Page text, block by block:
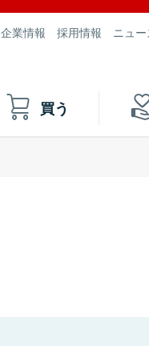
企業情報 採用情報 ニュ
買う